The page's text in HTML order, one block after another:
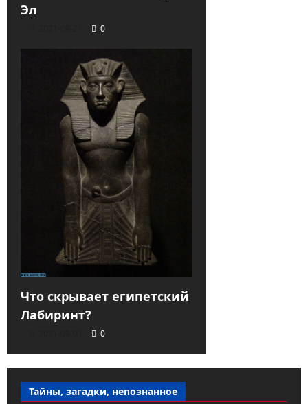
Эл
0
Что скрывает египетский
Лабиринт?
0
Тайны, загадки, непознанное